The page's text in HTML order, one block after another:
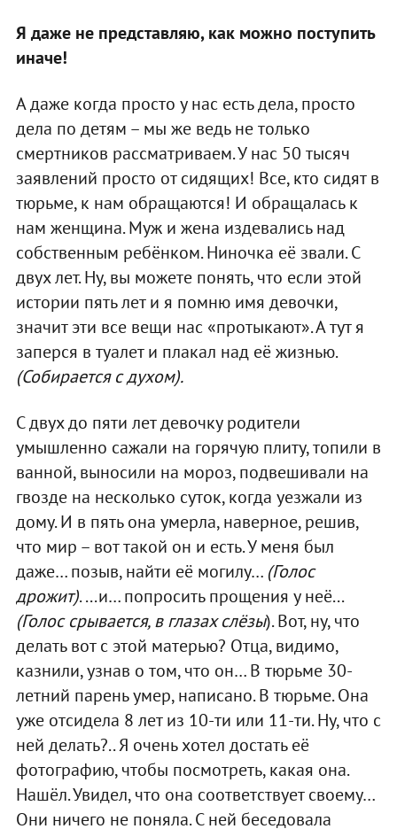
Я даже не представляю, как можно поступить
иначе!
А даже когда просто у нас есть дела, просто
дела по детям – мы же ведь не только
смертников рассматриваем. У нас 50 тысяч
заявлений просто от сидящих! Все, кто сидят в
тюрьме, к нам обращаются! И обращалась к
нам женщина. Муж и жена издевались над
собственным ребёнком. Ниночка её звали. С
двух лет. Ну, вы можете понять, что если этой
истории пять лет и я помню имя девочки,
значит эти все вещи нас «протыкают». А тут я
заперся в туалет и плакал над её жизнью.
(Собирается с духом).
С двух до пяти лет девочку родители
умышленно сажали на горячую плиту, топили в
ванной, выносили на мороз, подвешивали на
гвозде на несколько суток, когда уезжали из
дому. И в пять она умерла, наверное, решив,
что мир – вот такой он и есть. У меня был
даже… позыв, найти её могилу… (Голос
дрожит). ...и… попросить прощения у неё...
(Голос срывается, в глазах слёзы). Вот, ну, что
делать вот с этой матерью? Отца, видимо,
казнили, узнав о том, что он… В тюрьме 30-
летний парень умер, написано. В тюрьме. Она
уже отсидела 8 лет из 10-ти или 11-ти. Ну, что с
ней делать?.. Я очень хотел достать её
фотографию, чтобы посмотреть, какая она.
Нашёл. Увидел, что она соответствует своему…
Они ничего не поняла. С ней беседовала